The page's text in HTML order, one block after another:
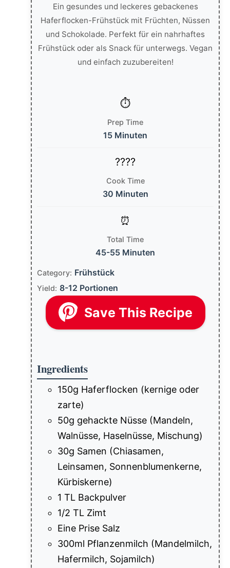
Ein gesundes und leckeres gebackenes
Haferflocken-Frühstück mit Früchten, Nüssen
und Schokolade. Perfekt für ein nahrhaftes
Frühstück oder als Snack für unterwegs. Vegan
und einfach zuzubereiten!
Prep Time
15 Minuten
Cook Time
30 Minuten
Total Time
45-55 Minuten
Category: Frühstück
Yield: 8-12 Portionen
Save This Recipe
Ingredients
150g Haferflocken (kernige oder
zarte)
50g gehackte Nüsse (Mandeln,
Walnüsse, Haselnüsse, Mischung)
30g Samen (Chiasamen,
Leinsamen, Sonnenblumenkerne,
Kürbiskerne)
1 TL Backpulver
1/2 TL Zimt
Eine Prise Salz
300ml Pflanzenmilch (Mandelmilch,
Hafermilch, Sojamilch)